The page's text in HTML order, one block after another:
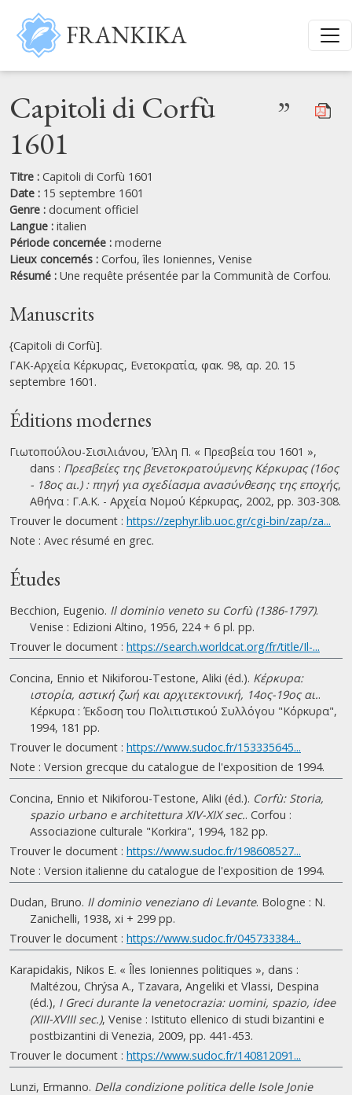
Aller au contenu principal
FRANKIKA
Capitoli di Corfù
1601
”
Titre : Capitoli di Corfù 1601
Date : 15 septembre 1601
Genre : document officiel
Langue : italien
Période concernée : moderne
Lieux concernés : Corfou,îles Ioniennes, Venise
Résumé : Une requête présentée par la Communità de Corfou.
Manuscrits
{Capitoli di Corfù].
ΓΑΚ-Αρχεία Κέρκυρας, Ενετοκρατία, φακ. 98, αρ. 20. 15
septembre 1601.
Éditions modernes
Γιωτοπούλου-Σισιλιάνου, Έλλη Π. « Πρεσβεία του 1601 »,
dans : Πρεσβείες της βενετοκρατούμενης Κέρκυρας (16ος
- 18ος αι.) : πηγή για σχεδίασμα ανασύνθεσης της εποχής,
Αθήνα : Γ.Α.Κ. - Αρχεία Νομού Κέρκυρας, 2002, pp. 303-308.
Trouver le document : https://zephyr.lib.uoc.gr/cgi-bin/zap/za...
Note : Avec résumé en grec.
Études
Becchion, Eugenio. Il dominio veneto su Corfù (1386-1797).
Venise : Edizioni Altino, 1956, 224 + 6 pl. pp.
Trouver le document : https://search.worldcat.org/fr/title/Il-...
Concina, Ennio et Nikiforou-Testone, Aliki (éd.). Κέρκυρα:
ιστορία, αστική ζωή και αρχιτεκτονική, 14ος-19ος αι..
Κέρκυρα : Έκδοση του Πολιτιστικού Συλλόγου "Κόρκυρα",
1994, 181 pp.
Trouver le document : https://www.sudoc.fr/153335645...
Note : Version grecque du catalogue de l'exposition de 1994.
Concina, Ennio et Nikiforou-Testone, Aliki (éd.). Corfù: Storia,
spazio urbano e architettura XIV-XIX sec.. Corfou :
Associazione culturale "Korkira", 1994, 182 pp.
Trouver le document : https://www.sudoc.fr/198608527...
Note : Version italienne du catalogue de l'exposition de 1994.
Dudan, Bruno. Il dominio veneziano di Levante. Bologne : N.
Zanichelli, 1938, xi + 299 pp.
Trouver le document : https://www.sudoc.fr/045733384...
Karapidakis, Nikos E. « Îles Ioniennes politiques », dans :
Maltézou, Chrýsa A., Tzavara, Angeliki et Vlassi, Despina
(éd.), I Greci durante la venetocrazia: uomini, spazio, idee
(XIII-XVIII sec.), Venise : Istituto ellenico di studi bizantini e
postbizantini di Venezia, 2009, pp. 441-453.
Trouver le document : https://www.sudoc.fr/140812091...
Lunzi, Ermanno. Della condizione politica delle Isole Jonie